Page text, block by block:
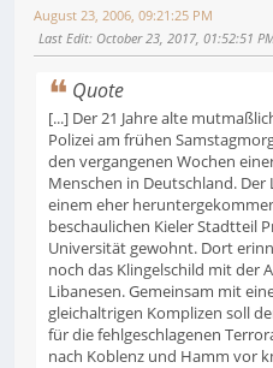
August 23, 2006, 09:21:25 PM
Last Edit: October 23, 2017, 01:52:51
Quote
[...] Der 21 Jahre alte
Polizei am frühen
den vergangenen Wochen
Menschen in Deutschland.
einem eher
beschaulichen Kieler Stadtteil
Universität gewohnt. Dort
noch das Klingelschild mit der
Libanesen. Gemeinsam mit
gleichaltrigen Komplizen soll
für die fehlgeschlagenen
nach Koblenz und Hamm vor